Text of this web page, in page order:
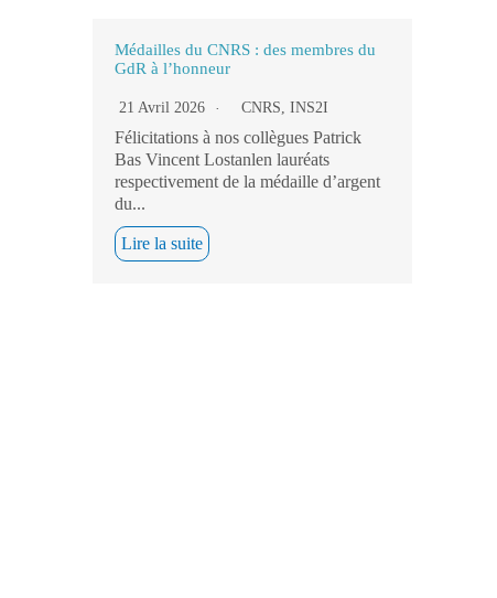
Médailles du CNRS : des membres du
GdR à l’honneur
21 Avril 2026 CNRS, INS2I
Félicitations à nos collègues Patrick
Bas Vincent Lostanlen lauréats
respectivement de la médaille d’argent
du...
Lire la suite